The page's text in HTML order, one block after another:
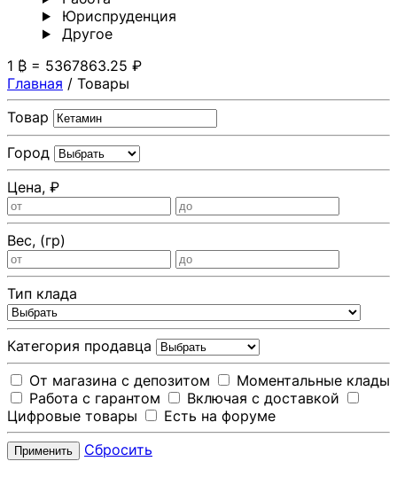
Юриспруденция
Другoе
1 ₿ = 5367863.25 ₽
Главная / Товары
Товар
Город
Цена, ₽
Вес, (гр)
Тип клада
Категория продавца
От магазина с депозитом
Моментальные клады
Работа с гарантом
Включая с доставкой
Цифровые товары
Есть на форуме
Применить Сбросить